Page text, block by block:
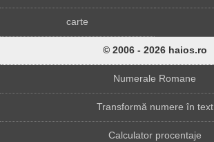
carte
© 2006 - 2026 haios.ro
Numerale Romane
Transformă numere în text
Calculator procentaje